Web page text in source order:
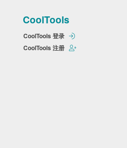
CoolTools
CoolTools 登录
CoolTools 注册